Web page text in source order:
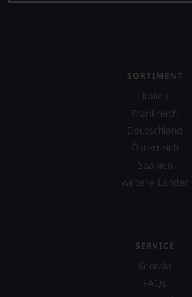
SORTIMENT
Italien
Frankreich
Deutschland
Österreich
Spanien
weitere Länder
SERVICE
Kontakt
FAQs